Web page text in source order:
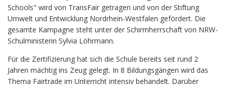
Schools" wird von TransFair getragen und von der Stiftung
Umwelt und Entwicklung Nordrhein-Westfalen gefördert. Die
gesamte Kampagne steht unter der Schirmherrschaft von NRW-
Schulministerin Sylvia Löhrmann.
Für die Zertifizierung hat sich die Schule bereits seit rund 2
Jahren mächtig ins Zeug gelegt. In 8 Bildungsgängen wird das
Thema Fairtrade im Unterricht intensiv behandelt. Darüber